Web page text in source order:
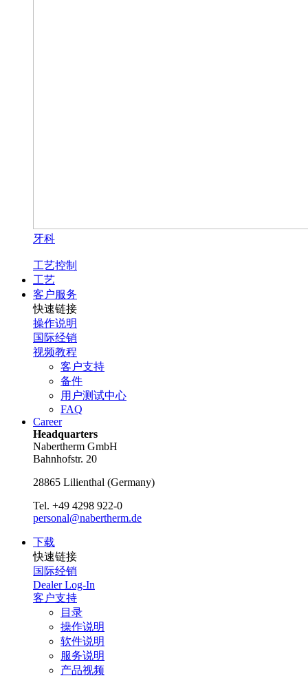
牙科
工艺控制
工艺
客户服务
快速链接
操作说明
国际经销
视频教程
客户支持
备件
用户测试中心
FAQ
Career
Headquarters
Nabertherm GmbH
Bahnhofstr. 20
28865 Lilienthal (Germany)
Tel. +49 4298 922-0
personal@nabertherm.de
下载
快速链接
国际经销
Dealer Log-In
客户支持
目录
操作说明
软件说明
服务说明
产品视频